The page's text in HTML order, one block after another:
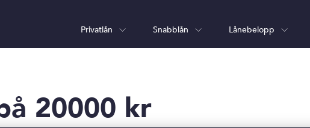
Privatlån Snabblån Lånebelopp
20000 kr